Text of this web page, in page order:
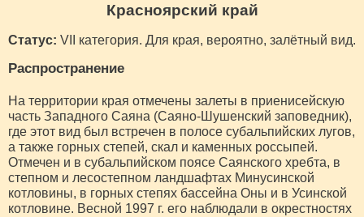
Красноярский край
Статус: VII категория. Для края, вероятно, залётный вид.
Распространение
На территории края отмечены залеты в приенисейскую
часть Западного Саяна (Саяно-Шушенский заповедник),
где этот вид был встречен в полосе субальпийских лугов,
а также горных степей, скал и каменных россыпей.
Отмечен и в субальпийском поясе Саянского хребта, в
степном и лесостепном ландшафтах Минусинской
котловины, в горных степях бассейна Оны и в Усинской
котловине. Весной 1997 г. его наблюдали в окрестностях